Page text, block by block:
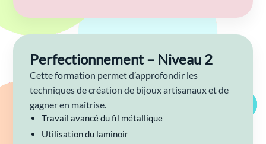
Perfectionnement – Niveau 2
Cette formation permet d’approfondir les
techniques de création de bijoux artisanaux et de
gagner en maîtrise.
Travail avancé du fil métallique
Utilisation du laminoir